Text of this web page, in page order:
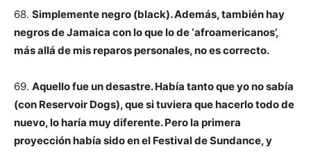
68. Simplemente negro (black). Además, también hay
negros de Jamaica con lo que lo de ‘afroamericanos’,
más allá de mis reparos personales, no es correcto.
69. Aquello fue un desastre. Había tanto que yo no sabía
(con Reservoir Dogs), que si tuviera que hacerlo todo de
nuevo, lo haría muy diferente. Pero la primera
proyección había sido en el Festival de Sundance, y